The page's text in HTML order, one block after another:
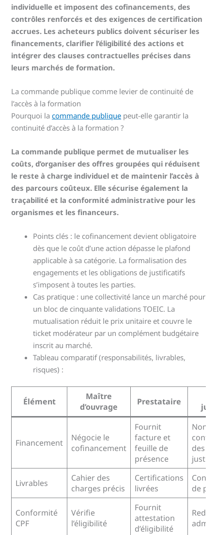
individuelle et imposent des cofinancements, des
contrôles renforcés et des exigences de certification
accrues. Les acheteurs publics doivent sécuriser les
financements, clarifier l’éligibilité des actions et
intégrer des clauses contractuelles précises dans
leurs marchés de formation.
La commande publique comme levier de continuité de
l’accès à la formation
Pourquoi lacommande publique peut-elle garantir la
continuité d’accès à la formation ?
La commande publique permet de mutualiser les
coûts, d’organiser des offres groupées qui réduisent
le reste à charge individuel et de maintenir l’accès à
des parcours coûteux. Elle sécurise également la
traçabilité et la conformité administrative pour les
organismes et les financeurs.
Points clés : le cofinancement devient obligatoire
dès que le coût d’une action dépasse le plafond
applicable à sa catégorie. La formalisation des
engagements et les obligations de justificatifs
s’imposent à toutes les parties.
Cas pratique : une collectivité lance un marché pour
un bloc de cinquante validations TOEIC. La
mutualisation réduit le prix unitaire et couvre le
ticket modérateur par un complément budgétaire
inscrit au marché.
Tableau comparatif (responsabilités, livrables,
risques) :
Élément
Maître
d’ouvrage
Prestataire
Financement
Négocie le
cofinancement
Fournit
facture et
feuille de
présence
Non-
des
Livrables
Cahier des
charges précis
Certifications
livrées
de
Conformité
CPF
Vérifie
l’éligibilité
Fournit
attestation
d’éligibilité